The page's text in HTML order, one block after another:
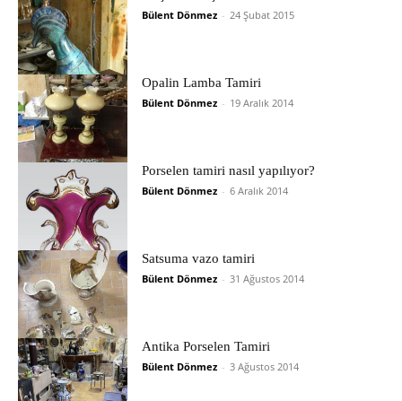
Bülent Dönmez - 24 Şubat 2015
Opalin Lamba Tamiri
Bülent Dönmez - 19 Aralık 2014
Porselen tamiri nasıl yapılıyor?
Bülent Dönmez - 6 Aralık 2014
Satsuma vazo tamiri
Bülent Dönmez - 31 Ağustos 2014
Antika Porselen Tamiri
Bülent Dönmez - 3 Ağustos 2014